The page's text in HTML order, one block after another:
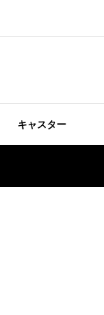
キャスター